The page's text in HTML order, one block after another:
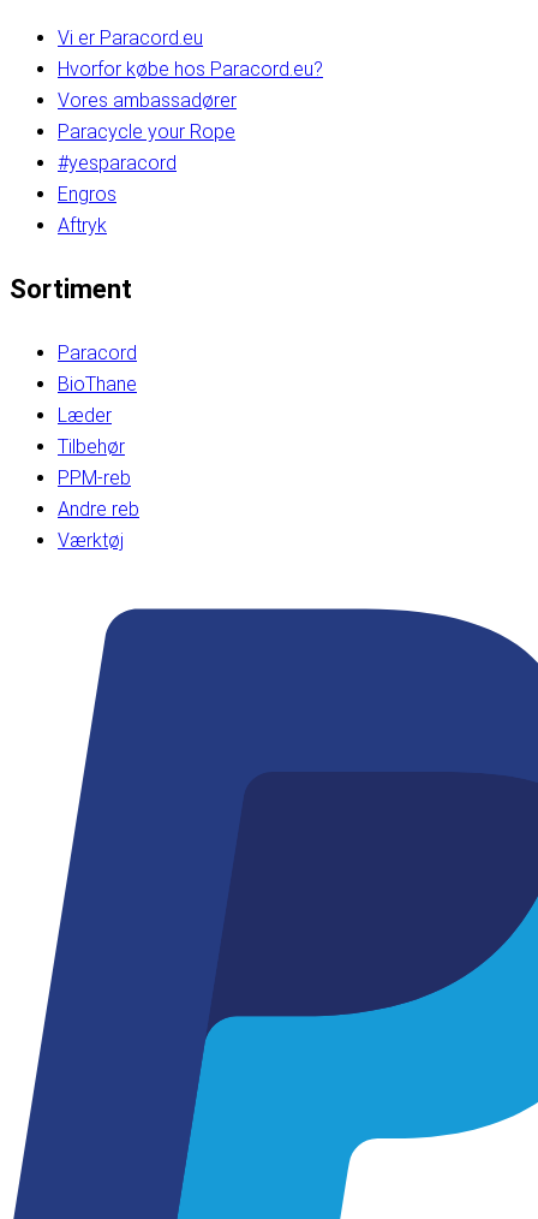
Vi er Paracord.eu
Hvorfor købe hos Paracord.eu?
Vores ambassadører
Paracycle your Rope
#yesparacord
Engros
Aftryk
Sortiment
Paracord
BioThane
Læder
Tilbehør
PPM-reb
Andre reb
Værktøj